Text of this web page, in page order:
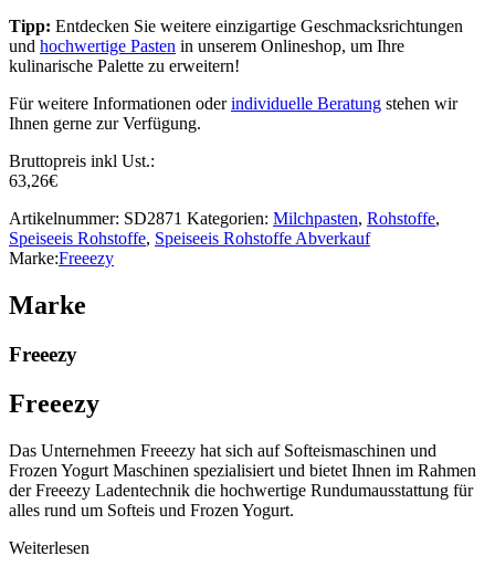
Tipp: Entdecken Sie weitere einzigartige Geschmacksrichtungen
und hochwertige Pasten in unserem Onlineshop, um Ihre
kulinarische Palette zu erweitern!
Für weitere Informationen oderindividuelle Beratung stehen wir
Ihnen gerne zur Verfügung.
Bruttopreis inkl Ust.:
63,26€
Artikelnummer: SD2871 Kategorien: Milchpasten, Rohstoffe,
Speiseeis Rohstoffe, Speiseeis Rohstoffe Abverkauf
Marke:Freeezy
Marke
Freeezy
Freeezy
Das Unternehmen Freeezy hat sich auf Softeismaschinen und
Frozen Yogurt Maschinen spezialisiert und bietet Ihnen im Rahmen
der Freeezy Ladentechnik die hochwertige Rundumausstattung für
alles rund um Softeis und Frozen Yogurt.
Weiterlesen